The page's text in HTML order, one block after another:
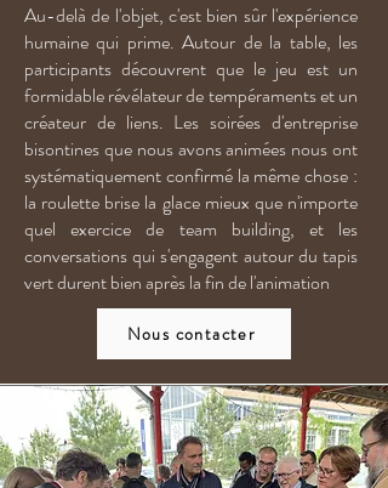
Au-delà de l'objet, c'est bien sûr l'expérience
humaine qui prime. Autour de la table, les
participants découvrent que le jeu est un
formidable révélateur de tempéraments et un
créateur de liens. Les soirées d'entreprise
bisontines que nous avons animées nous ont
systématiquement confirmé la même chose :
la roulette brise la glace mieux que n'importe
quel exercice de team building, et les
conversations qui s'engagent autour du tapis
vert durent bien après la fin de l'animation
Nous contacter